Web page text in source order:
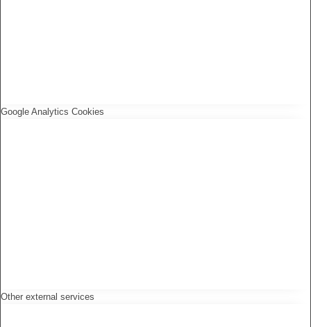
Google Analytics Cookies
Other external services